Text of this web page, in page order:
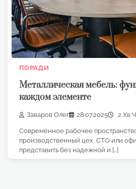
ПОРАДИ
Металлическая мебель:
каждом элементе
Заваров Олег 28.07.2025 2 Хв
Современное рабочее
производственный цех, СТО или
представить без надежной и […]